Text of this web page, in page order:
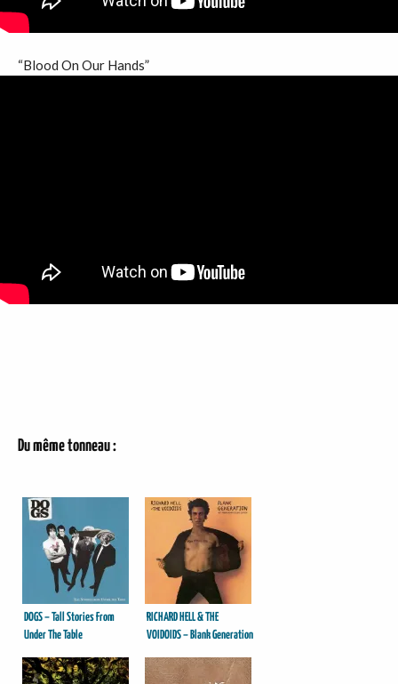
“Blood On Our Hands”
Du même tonneau :
DOGS – Tall Stories From
Under The Table
RICHARD HELL & THE
VOIDOIDS – Blank Generation